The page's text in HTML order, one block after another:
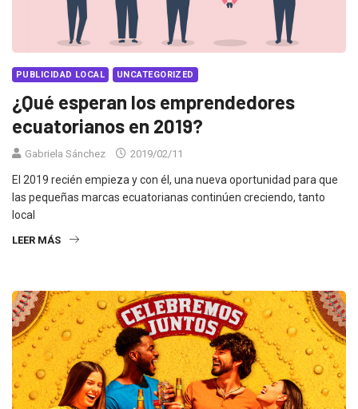
PUBLICIDAD LOCAL UNCATEGORIZED
¿Qué esperan los emprendedores
ecuatorianos en 2019?
Gabriela Sánchez 2019/02/11
El 2019 recién empieza y con él, una nueva oportunidad para que
las pequeñas marcas ecuatorianas continúen creciendo, tanto
local
LEER MÁS